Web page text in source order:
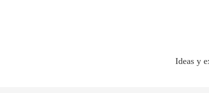
Ideas y